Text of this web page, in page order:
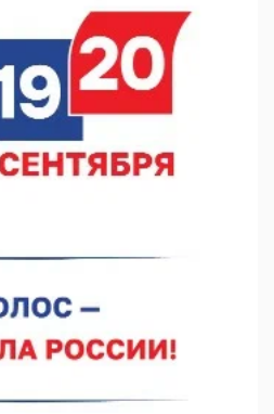
совещание Росгвардии